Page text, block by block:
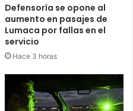
Defensoría se opone al
aumento en pasajes de
Lumaca por fallas en el
servicio
Hace 3 horas